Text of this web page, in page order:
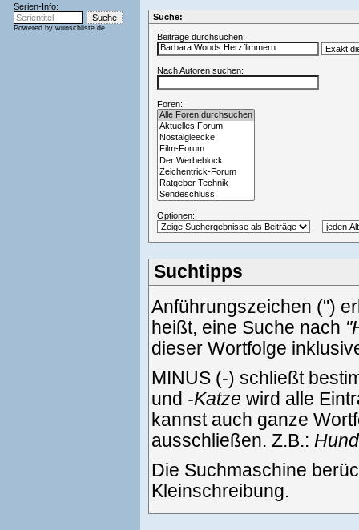
Serien-Info:
Powered by wunschliste.de
Suche:
Beiträge durchsuchen:
Nach Autoren suchen:
Foren:
Optionen:
Suchtipps
Anführungszeichen (")
heißt, eine Suche nach
dieser Wortfolge
MINUS (-) schließt
und -Katze wird alle
kannst auch ganze
ausschließen. Z.B.:
Die Suchmaschine
Kleinschreibung.